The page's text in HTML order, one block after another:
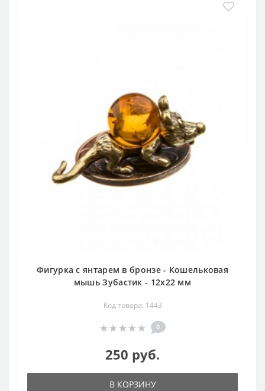
Фигурка с янтарем в бронзе - Кошельковая
мышь Зубастик - 12х22 мм
Код товара: 1443
0
250 руб.
В КОРЗИНУ